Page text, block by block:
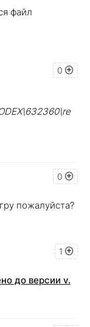
файл
0
0
пожалуйста?
1
до версии v.